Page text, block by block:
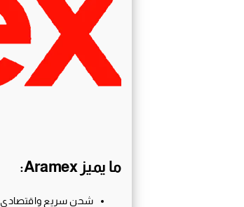
ما يميز Aramex:
شحن سريع واقتصادي